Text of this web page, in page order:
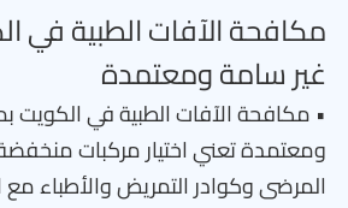
مكافحة الآفات الطبية في
غير سامة ومعتمدة
• مكافحة الآفات الطبية في الكويت
ومعتمدة تعني اختيار مركبات
المرضى وكوادر التمريض والأطباء